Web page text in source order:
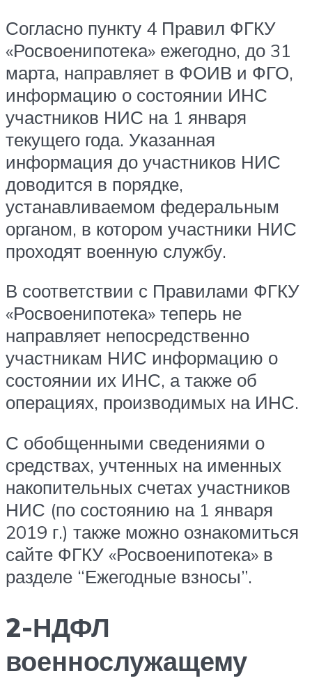
Согласно пункту 4 Правил ФГКУ
«Росвоенипотека» ежегодно, до 31
марта, направляет в ФОИВ и ФГО,
информацию о состоянии ИНС
участников НИС на 1 января
текущего года. Указанная
информация до участников НИС
доводится в порядке,
устанавливаемом федеральным
органом, в котором участники НИС
проходят военную службу.
В соответствии с Правилами ФГКУ
«Росвоенипотека» теперь не
направляет непосредственно
участникам НИС информацию о
состоянии их ИНС, а также об
операциях, производимых на ИНС.
С обобщенными сведениями о
средствах, учтенных на именных
накопительных счетах участников
НИС (по состоянию на 1 января
2019 г.) также можно ознакомиться
сайте ФГКУ «Росвоенипотека» в
разделе “Ежегодные взносы”.
2-НДФЛ
военнослужащему